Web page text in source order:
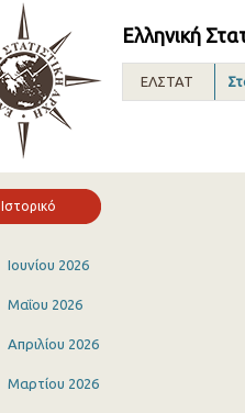
Ελληνική
ΕΛΣΤΑΤ
Ιστορικό
Ιουνίου 2026
Μαΐου 2026
Απριλίου 2026
Μαρτίου 2026